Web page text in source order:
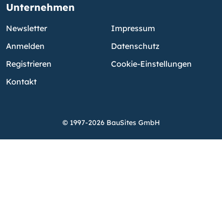
Unternehmen
Newsletter
Anmelden
Registrieren
Kontakt
Impressum
Datenschutz
Cookie-Einstellungen
© 1997-2026 BauSites GmbH